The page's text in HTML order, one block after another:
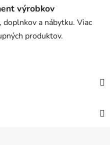
výrobkov
doplnkov a nábytku. Viac
produktov.